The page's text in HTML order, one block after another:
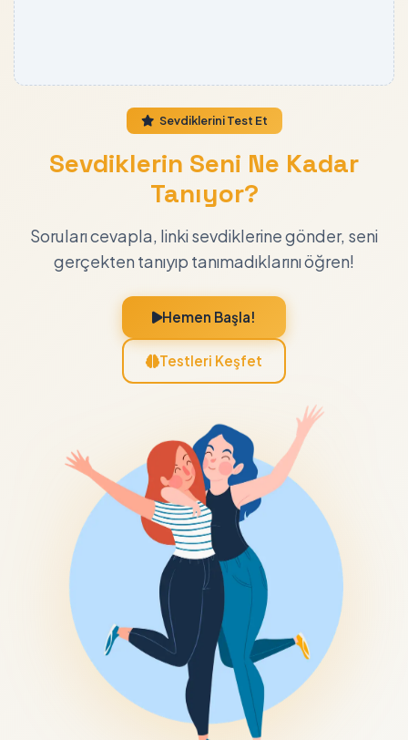
Sevdiklerini Test Et
Sevdiklerin Seni Ne Kadar
Tanıyor?
Soruları cevapla, linki sevdiklerine gönder, seni
gerçekten tanıyıp tanımadıklarını öğren!
Hemen Başla!
Testleri Keşfet